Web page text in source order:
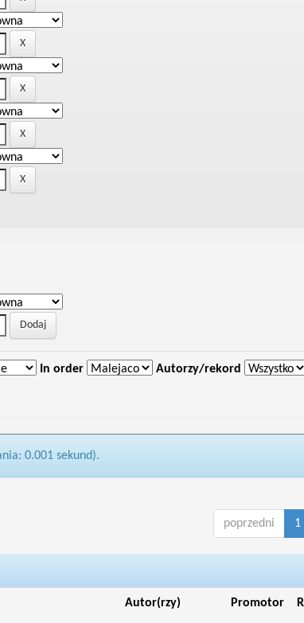
In order Autorzy/rekord
0.001 sekund).
poprzedni 1
Autor(rzy) Promotor